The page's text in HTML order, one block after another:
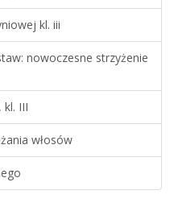
kl. iii
nowoczesne strzyżenie
kl. III
włosów